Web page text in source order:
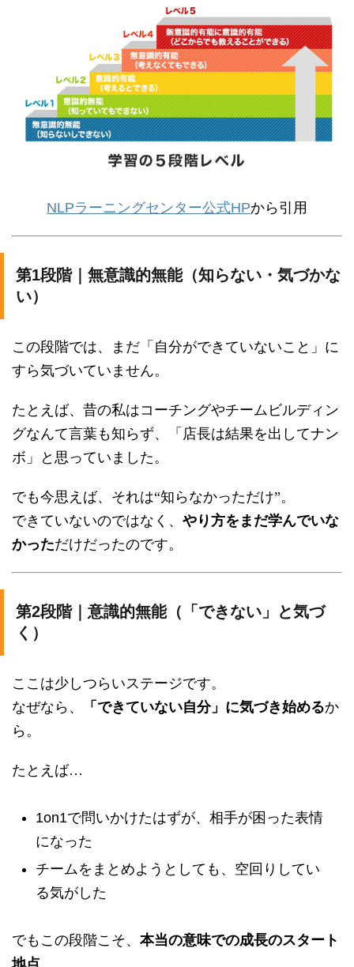
NLPラーニングセンター公式HPから引用
第1段階｜無意識的無能（知らない・気づかな
い）
この段階では、まだ「自分ができていないこと」に
すら気づいていません。
たとえば、昔の私はコーチングやチームビルディン
グなんて言葉も知らず、「店長は結果を出してナン
ボ」と思っていました。
でも今思えば、それは“知らなかっただけ”。
できていないのではなく、 やり方をまだ学んでいな
かっただけだったのです。
第2段階｜意識的無能（「できない」と気づ
く）
ここは少しつらいステージです。
なぜなら、
「できていない自分」に気づき始めるか
ら。
たとえば…
1on1で問いかけたはずが、相手が困った表情
になった
チームをまとめようとしても、空回りしてい
る気がした
でもこの段階こそ、 本当の意味での成長のスタート